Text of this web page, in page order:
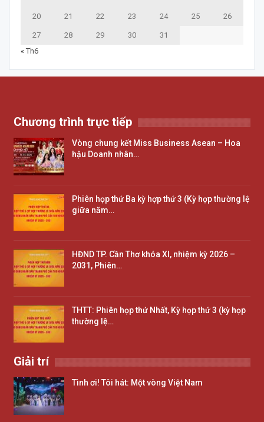
20 21 22 23 24 25 26
27 28 29 30
31
« Th6
Chương trình trực tiếp
Vòng chung kết Miss Business Asean – Hoa
hậu Doanh nhân…
Phiên họp thứ Ba kỳ hợp thứ 3 (Kỳ hợp thường lệ
giữa năm…
HĐND TP. Cần Thơ khóa XI, nhiệm kỳ 2026 –
2031, Phiên…
THTT: Phiên họp thứ Nhất, Kỳ họp thứ 3 (kỳ họp
thường lệ…
Giải trí
Tình ơi! Tôi hát: Một vòng Việt Nam